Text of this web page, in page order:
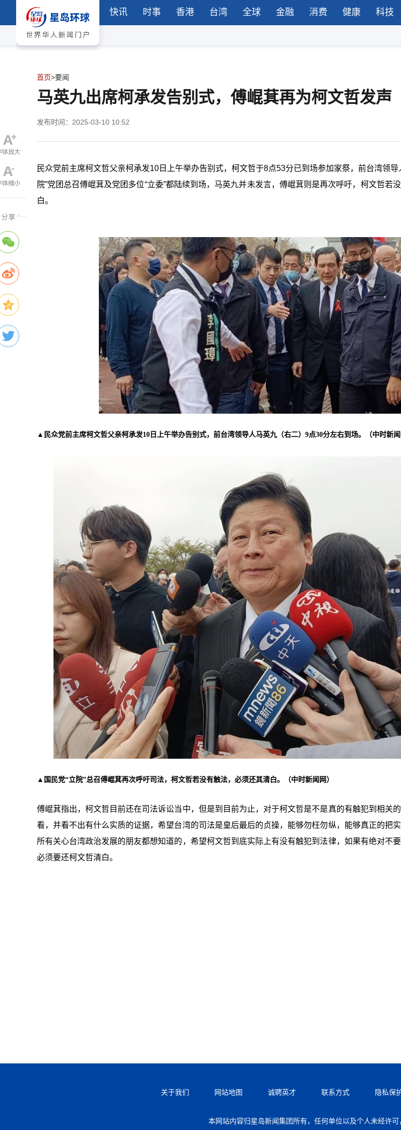
快讯 时事 香港 台湾 全球 金融 消费 健康 科技
首页>要闻
马英九出席柯承发告别式，傅崐萁再为柯文哲发声
发布时间：2025-03-10 10:52
民众党前主席柯文哲父亲柯承发10日上午举办告别式，柯文哲于8点53分已到场参加家祭，前台湾领导
院”党团总召傅崐萁及党团多位“立委”都陆续到场，马英九并未发言，傅崐萁则是再次呼吁，柯文哲若
白。
▲民众党前主席柯文哲父亲柯承发10日上午举办告别式，前台湾领导人马英九（右二）9点30分左右到场。（中时新闻
▲国民党“立院”总召傅崐萁再次呼吁司法，柯文哲若没有触法，必须还其清白。（中时新闻网）
傅崐萁指出， 柯文哲目前还在司法诉讼当中，但是到目前为止，对于柯文哲是不是真的有触犯到相关
看，并看不出有什么实质的证据，希望台湾的司法是皇后最后的贞操，能够勿枉勿纵，能够真正的把
所有关心台湾政治发展的朋友都想知道的，希望柯文哲到底实际上有没有触犯到法律，如果有绝对不要
必须要还柯文哲清白。
关于我们 网站地图 诚聘英才 联系方式 隐私保
本网站内容归星岛新闻集团所有，任何单位以及个人未经许可